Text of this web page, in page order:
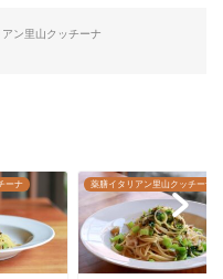
ン里山クッチーナ
ッチーナ 薬膳イタリアン里山クッチ